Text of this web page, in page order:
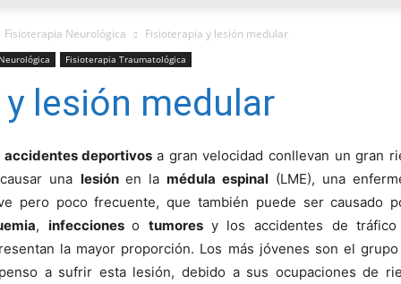
Fisioterapia Neurológica Fisioterapia y lesión medular
Fisioterapia Traumatológica
lesión medular
accidentes deportivosa gran velocidad conllevan un gran
una lesión en lamédula espinal (LME), una
pero poco frecuente, que también puede ser causado
, infeccionesotumores y los accidentes de tráfico
la mayor proporción. Los más jóvenes son el grupo
a sufrir esta lesión, debido a sus ocupaciones de